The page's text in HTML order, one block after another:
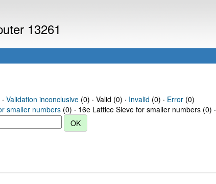
13261
Validation inconclusive(0) · Valid (0) · Invalid (0) · Error(0)
smaller numbers (0) · 16e Lattice Sieve for smaller numbers (0) ·